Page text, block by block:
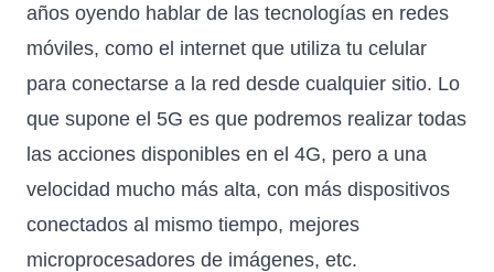
años oyendo hablar de las tecnologías en redes
móviles, como el internet que utiliza tu celular
para conectarse a la red desde cualquier sitio. Lo
que supone el 5G es que podremos realizar todas
las acciones disponibles en el 4G, pero a una
velocidad mucho más alta, con más dispositivos
conectados al mismo tiempo, mejores
microprocesadores de imágenes, etc.